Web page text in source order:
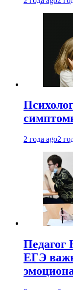
2 года ago2
Педагог
ЕГЭ